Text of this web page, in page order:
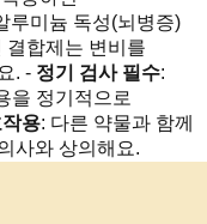
루미늄 독성(뇌병증)
결합제는 변비를
. - 정기 검사 필수:
을 정기적으로
용: 다른 약물과 함께
사와 상의해요.